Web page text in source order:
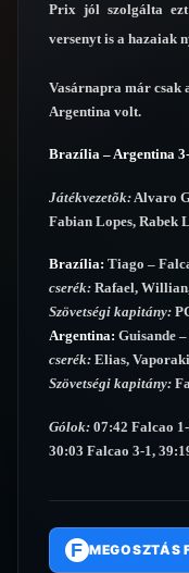
Prix jól szolgálta
versenyt is a hazaiak
Vasárnapra már csak
Argentina volt.
Brazília – Argentina
Játékvezetõk: Alvaro
Fabian Lopes, Rabek
Brazília: Tiago –
cserék: Rafael,
Szövetségi kapitány:
Argentina: Guisande
cserék: Elias,
Szövetségi kapitány:
Gólok: 07:42 Falcao
30:03 Falcao 3-1,
F MEGOSZTÁS